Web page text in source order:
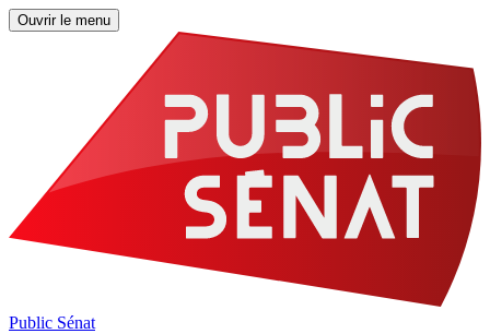
Ouvrir le menu
Public Sénat